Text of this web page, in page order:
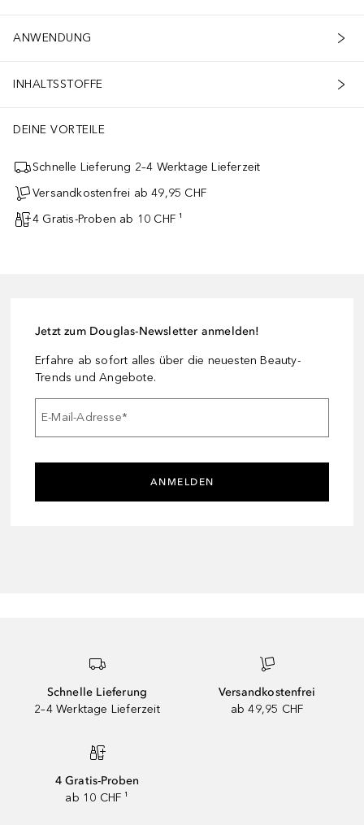
ANWENDUNG
INHALTSSTOFFE
DEINE VORTEILE
Schnelle Lieferung 2–4 Werktage Lieferzeit
Versandkostenfrei ab 49,95 CHF
4 Gratis-Proben ab 10 CHF ¹
Jetzt zum Douglas-Newsletter anmelden!
Erfahre ab sofort alles über die neuesten Beauty-
Trends und Angebote.
E-Mail-Adresse*
ANMELDEN
Schnelle Lieferung
2–4 Werktage Lieferzeit
Versandkostenfrei
ab 49,95 CHF
4 Gratis-Proben
ab 10 CHF ¹